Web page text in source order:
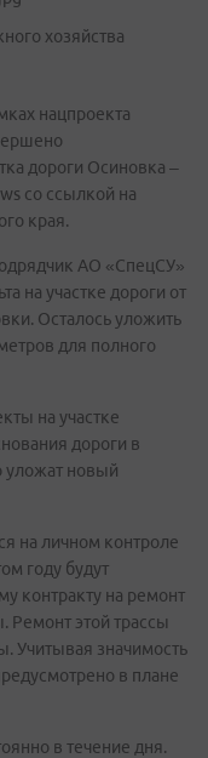
хозяйства
нацпроекта
дороги Осиновка –
со ссылкой на
края.
АО «СпецСУ»
на участке дороги от
Осталось уложить
для полного
на участке
дороги в
уложат новый
на личном контроле
году будут
контракту на ремонт
Ремонт этой трассы
Учитывая значимость
в плане
в течение дня.